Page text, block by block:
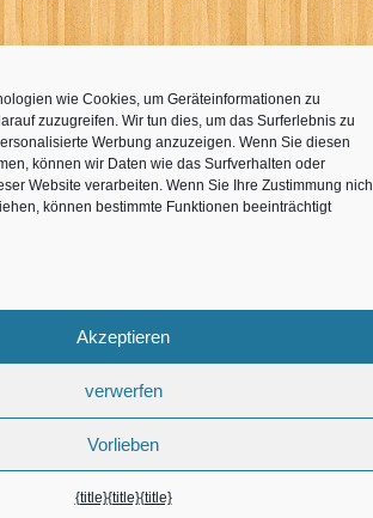
wie Cookies, um Geräteinformationen zu
zuzugreifen. Wir tun dies, um das Surferlebnis zu
Werbung anzuzeigen. Wenn Sie diesen
können wir Daten wie das Surfverhalten oder
Website verarbeiten. Wenn Sie Ihre Zustimmung
können bestimmte Funktionen beeinträchtigt
Akzeptieren
verwerfen
Vorlieben
{title}{title}{title}